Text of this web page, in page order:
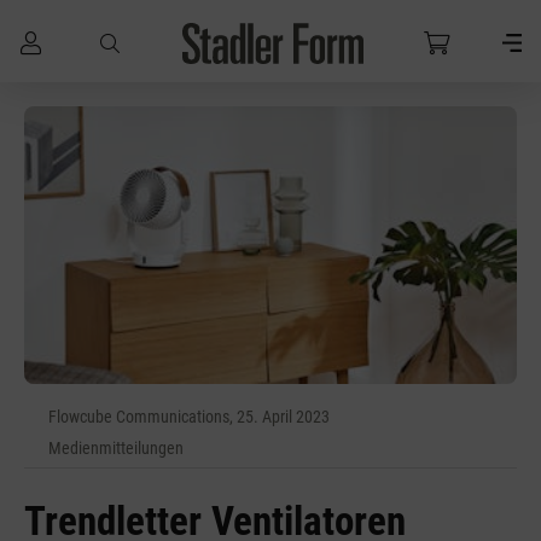
Zum Hauptinhalt springen
Flowcube Communications, 25. April 2023
Medienmitteilungen
Trendletter Ventilatoren